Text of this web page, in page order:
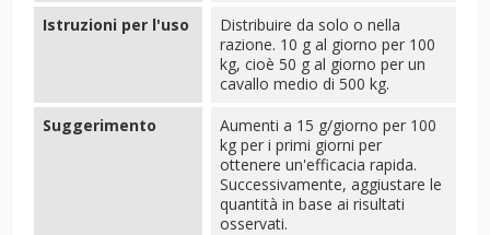
Istruzioni per l'uso
Distribuire da solo o nella
razione. 10 g al giorno per 100
kg, cioè 50 g al giorno per un
cavallo medio di 500 kg.
Suggerimento
Aumenti a 15 g/giorno per 100
kg per i primi giorni per
ottenere un'efficacia rapida.
Successivamente, aggiustare le
quantità in base ai risultati
osservati.